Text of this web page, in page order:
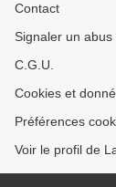
Contact
Signaler un abus
C.G.U.
Cookies et
Préférences
Voir le profil de